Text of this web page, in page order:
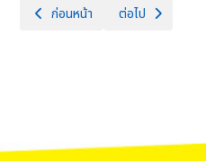
เนื้อหาก่อนหน้า: วันศุกร์ที่ 4 ตุลาค
ก่อนหน้า เนื้อหาถัดไป: วัน
ต่อไป